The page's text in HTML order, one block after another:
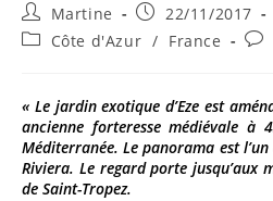
Auteur/autrice
de
la
Martine
Publication
publiée :
22/11/2017
PostCôte d'Azur / France
« Le jardin exotique d’Eze est
ancienne forteresse médiévale à
Méditerranée. Le panorama est
Riviera. Le regard porte jusqu’aux
de Saint-Tropez.